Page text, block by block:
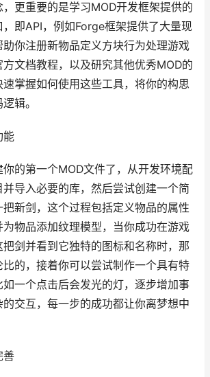
更重要的是学习MOD开发框架提供的
即API，例如Forge框架提供了大量现
你注册新物品定义方块行为处理游戏
文档教程，以及研究其他优秀MOD的
掌握如何使用这些工具，将你的构思
辑。
能
的第一个MOD文件了，从开发环境配
导入必要的库，然后尝试创建一个简
新剑，这个过程包括定义物品的属性
物品添加纹理模型，当你成功在游戏
剑并看到它独特的图标和名称时，那
的，接着你可以尝试制作一个具有特
一个点击后会发光的灯，逐步增加事
交互，每一步的成功都让你离梦想中
善